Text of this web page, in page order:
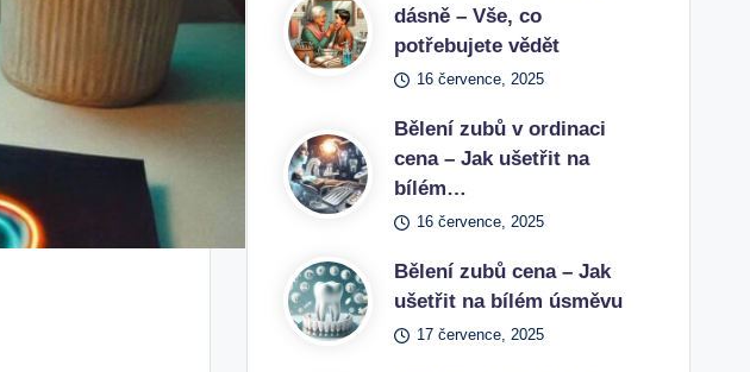
dásně – Vše, co
potřebujete vědět
16 července, 2025
Bělení zubů v ordinaci
cena – Jak ušetřit na
bílém…
16 července, 2025
Bělení zubů cena – Jak
ušetřit na bílém úsměvu
17 července, 2025